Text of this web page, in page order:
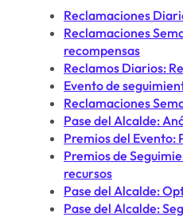
Reclamaciones
Reclamaciones
recompensas
Reclamos Diarios:
Evento de
Reclamaciones
Pase del Alcalde:
Premios del Evento:
Premios de
recursos
Pase del Alcalde:
Pase del Alcalde: